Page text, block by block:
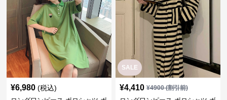
¥6,980 (税込)
SALE
¥4,410 ¥4900(割引前)